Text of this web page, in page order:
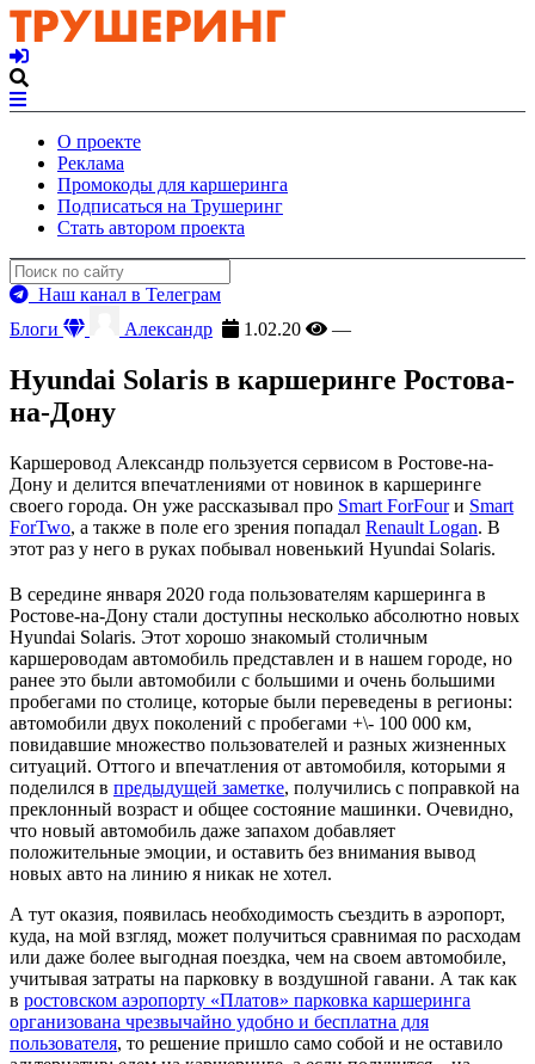
О проекте
Реклама
Промокоды для каршеринга
Подписаться на Трушеринг
Стать автором проекта
Наш канал в Телеграм
Блоги
Александр 1.02.20 —
Hyundai Solaris в каршеринге Ростова-
на-Дону
Каршеровод Александр пользуется сервисом в Ростове-на-
Дону и делится впечатлениями от новинок в каршеринге
своего города. Он уже рассказывал про Smart ForFourи Smart
ForTwo, а также в поле его зрения попадал Renault Logan. В
этот раз у него в руках побывал новенький Hyundai Solaris.
В середине января 2020 года пользователям каршеринга в
Ростове-на-Дону стали доступны несколько абсолютно новых
Hyundai Solaris. Этот хорошо знакомый столичным
каршероводам автомобиль представлен и в нашем городе, но
ранее это были автомобили с большими и очень большими
пробегами по столице, которые были переведены в регионы:
автомобили двух поколений с пробегами +\- 100 000 км,
повидавшие множество пользователей и разных жизненных
ситуаций. Оттого и впечатления от автомобиля, которыми я
поделился в предыдущей заметке, получились с поправкой на
преклонный возраст и общее состояние машинки. Очевидно,
что новый автомобиль даже запахом добавляет
положительные эмоции, и оставить без внимания вывод
новых авто на линию я никак не хотел.
А тут оказия, появилась необходимость съездить в аэропорт,
куда, на мой взгляд, может получиться сравнимая по расходам
или даже более выгодная поездка, чем на своем автомобиле,
учитывая затраты на парковку в воздушной гавани. А так как
в ростовском аэропорту «Платов» парковка каршеринга
организована чрезвычайно удобно и бесплатна для
пользователя, то решение пришло само собой и не оставило